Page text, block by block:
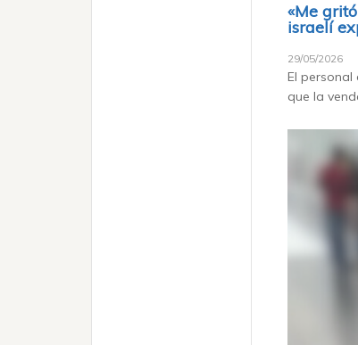
«Me
israelí
29/05/2026
El
que la